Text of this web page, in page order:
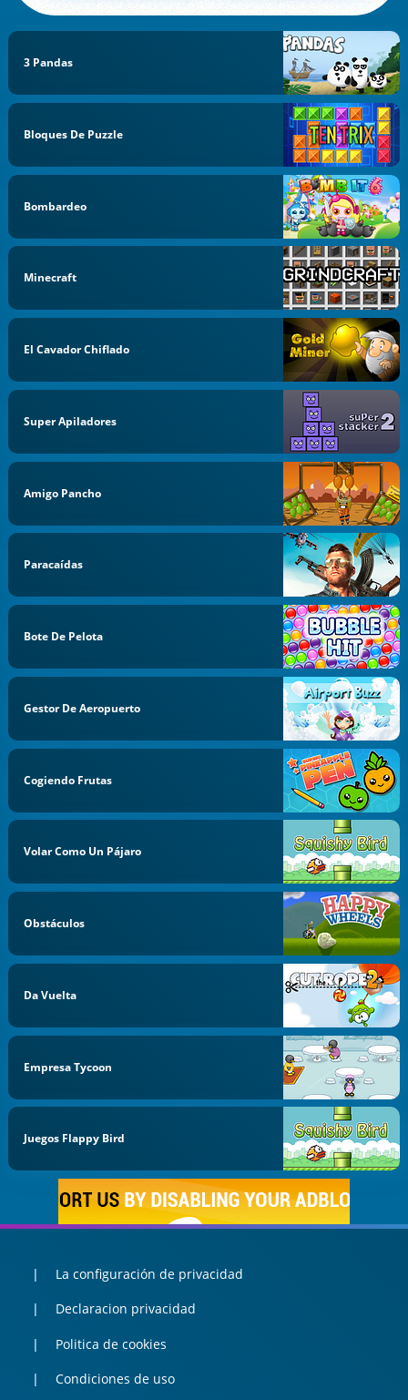
3 Pandas
Bloques De Puzzle
Bombardeo
Minecraft
El Cavador Chiflado
Super Apiladores
Amigo Pancho
Paracaídas
Bote De Pelota
Gestor De Aeropuerto
Cogiendo Frutas
Volar Como Un Pájaro
Obstáculos
Da Vuelta
Empresa Tycoon
Juegos Flappy Bird
La configuración de privacidad
Declaracion privacidad
Politica de cookies
Condiciones de uso